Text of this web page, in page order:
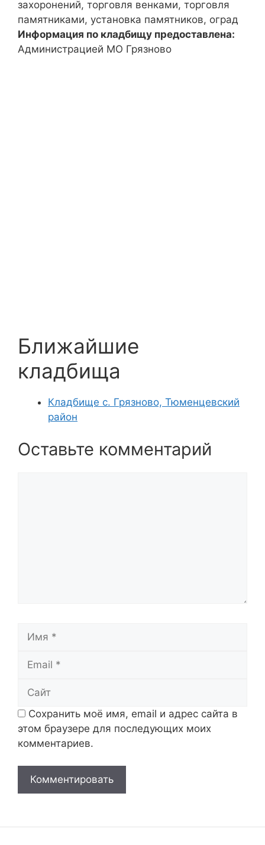
захоронений, торговля венками, торговля
памятниками, установка памятников, оград
Информация по кладбищу предоставлена:
Администрацией МО Грязново
Ближайшие
кладбища
Кладбище с. Грязново, Тюменцевский
район
Оставьте комментарий
Сохранить моё имя, email и адрес сайта в
этом браузере для последующих моих
комментариев.